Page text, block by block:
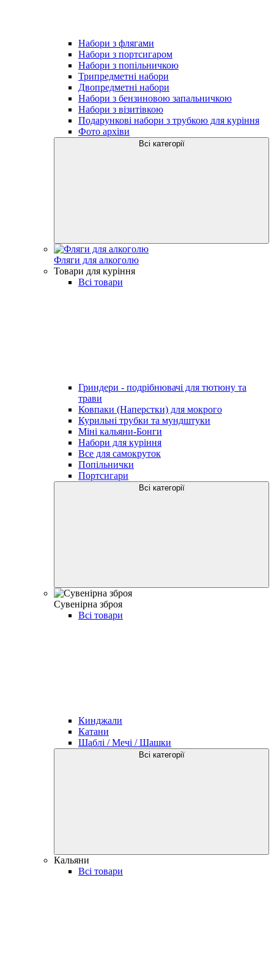
Набори з флягами
Набори з портсигаром
Набори з попільничкою
Трипредметні набори
Двопредметні набори
Набори з бензиновою запальничкою
Набори з візитівкою
Подарункові набори з трубкою для куріння
Фото архіви
Всі категорії
Фляги для алкоголю
Товари для куріння
Всі товари
Гриндери - подрібнювачі для тютюну та
трави
Ковпаки (Наперстки) для мокрого
Курильні трубки та мундштуки
Міні кальяни-Бонги
Набори для куріння
Все для самокруток
Попільнички
Портсигари
Всі категорії
Сувенірна зброя
Всі товари
Кинджали
Катани
Шаблі / Мечі / Шашки
Всі категорії
Кальяни
Всі товари